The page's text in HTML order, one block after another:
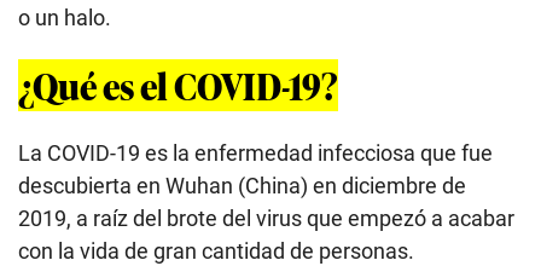
o un halo.
¿Qué es el COVID-19?
La COVID-19 es la enfermedad infecciosa que fue
descubierta en Wuhan (China) en diciembre de
2019, a raíz del brote del virus que empezó a acabar
con la vida de gran cantidad de personas.